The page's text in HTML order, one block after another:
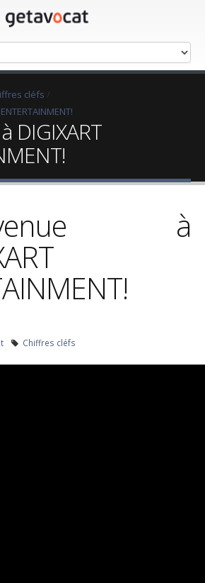
cléfs /
DIGIXART
à
Chiffres cléfs